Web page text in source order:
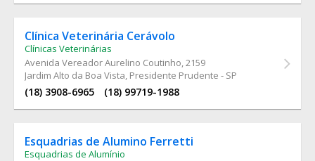
Clínica Veterinária Cerávolo
Clínicas Veterinárias
Avenida Vereador Aurelino Coutinho, 2159
Jardim Alto da Boa Vista, Presidente Prudente - SP
(18) 3908-6965 (18) 99719-1988
Esquadrias de Alumino Ferretti
Esquadrias de Alumínio